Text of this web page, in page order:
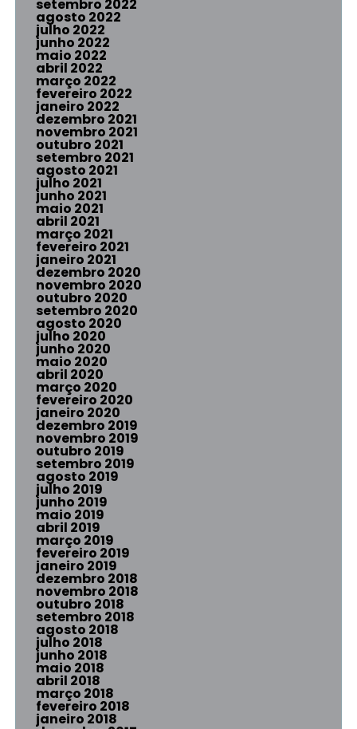
setembro 2022
agosto 2022
julho 2022
junho 2022
maio 2022
abril 2022
março 2022
fevereiro 2022
janeiro 2022
dezembro 2021
novembro 2021
outubro 2021
setembro 2021
agosto 2021
julho 2021
junho 2021
maio 2021
abril 2021
março 2021
fevereiro 2021
janeiro 2021
dezembro 2020
novembro 2020
outubro 2020
setembro 2020
agosto 2020
julho 2020
junho 2020
maio 2020
abril 2020
março 2020
fevereiro 2020
janeiro 2020
dezembro 2019
novembro 2019
outubro 2019
setembro 2019
agosto 2019
julho 2019
junho 2019
maio 2019
abril 2019
março 2019
fevereiro 2019
janeiro 2019
dezembro 2018
novembro 2018
outubro 2018
setembro 2018
agosto 2018
julho 2018
junho 2018
maio 2018
abril 2018
março 2018
fevereiro 2018
janeiro 2018